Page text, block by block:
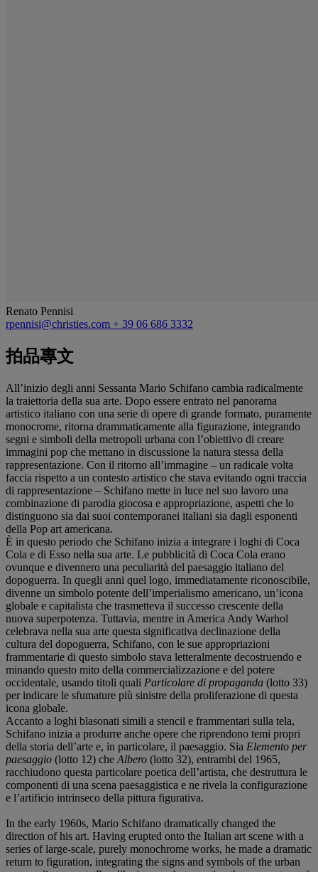
Renato Pennisi
rpennisi@christies.com + 39 06 686 3332
拍品專文
All’inizio degli anni Sessanta Mario Schifano cambia radicalmente
la traiettoria della sua arte. Dopo essere entrato nel panorama
artistico italiano con una serie di opere di grande formato, puramente
monocrome, ritorna drammaticamente alla figurazione, integrando
segni e simboli della metropoli urbana con l’obiettivo di creare
immagini pop che mettano in discussione la natura stessa della
rappresentazione. Con il ritorno all’immagine – un radicale volta
faccia rispetto a un contesto artistico che stava evitando ogni traccia
di rappresentazione – Schifano mette in luce nel suo lavoro una
combinazione di parodia giocosa e appropriazione, aspetti che lo
distinguono sia dai suoi contemporanei italiani sia dagli esponenti
della Pop art americana.
È in questo periodo che Schifano inizia a integrare i loghi di Coca
Cola e di Esso nella sua arte. Le pubblicità di Coca Cola erano
ovunque e divennero una peculiarità del paesaggio italiano del
dopoguerra. In quegli anni quel logo, immediatamente riconoscibile,
divenne un simbolo potente dell’imperialismo americano, un’icona
globale e capitalista che trasmetteva il successo crescente della
nuova superpotenza. Tuttavia, mentre in America Andy Warhol
celebrava nella sua arte questa significativa declinazione della
cultura del dopoguerra, Schifano, con le sue appropriazioni
frammentarie di questo simbolo stava letteralmente decostruendo e
minando questo mito della commercializzazione e del potere
occidentale, usando titoli quali Particolare di propaganda (lotto 33)
per indicare le sfumature più sinistre della proliferazione di questa
icona globale.
Accanto a loghi blasonati simili a stencil e frammentari sulla tela,
Schifano inizia a produrre anche opere che riprendono temi propri
della storia dell’arte e, in particolare, il paesaggio. Sia Elemento per
paesaggio (lotto 12) che Albero (lotto 32), entrambi del 1965,
racchiudono questa particolare poetica dell’artista, che destruttura le
componenti di una scena paesaggistica e ne rivela la configurazione
e l’artificio intrinseco della pittura figurativa.
In the early 1960s, Mario Schifano dramatically changed the
direction of his art. Having erupted onto the Italian art scene with a
series of large-scale, purely monochrome works, he made a dramatic
return to figuration, integrating the signs and symbols of the urban